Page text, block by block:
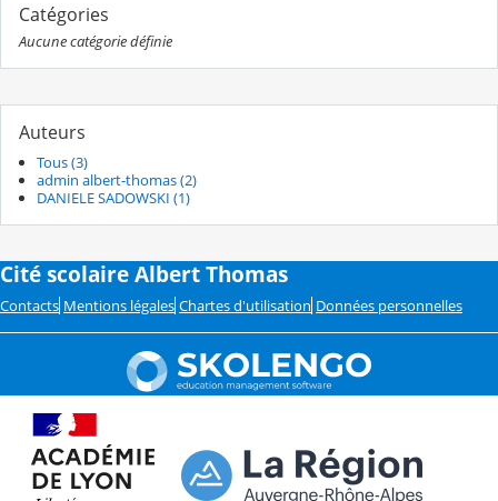
Catégories
Aucune catégorie définie
Auteurs
Tous (3)
admin albert-thomas (2)
DANIELE SADOWSKI (1)
Cité scolaire Albert Thomas
Contacts Mentions légales Chartes d'utilisation Données personnelles